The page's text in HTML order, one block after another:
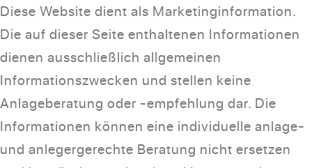
Diese Website dient als Marketinginformation.
Die auf dieser Seite enthaltenen Informationen
dienen ausschließlich allgemeinen
Informationszwecken und stellen keine
Anlageberatung oder -empfehlung dar. Die
Informationen können eine individuelle anlage-
und anlegergerechte Beratung nicht ersetzen